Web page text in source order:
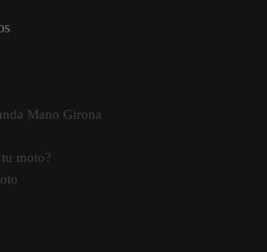
Mano Girona
moto?